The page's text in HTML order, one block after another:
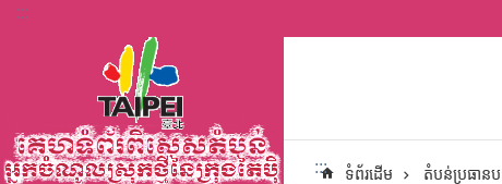
ទៅកាន់មាតិកាប្លុកមាតិកាសំខាន់
:::
::: ទំព័រដើម តំបន់ប្រធាន